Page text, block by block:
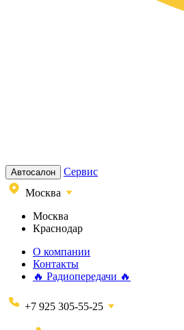
Автосалон
Сервис
Москва
Москва
Краснодар
О компании
Контакты
🔥 Радиопередачи 🔥
+7 925 305-55-25